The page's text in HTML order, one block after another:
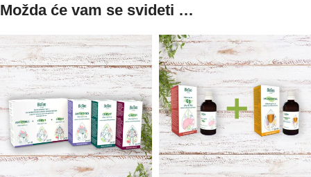
Možda će vam se svideti …